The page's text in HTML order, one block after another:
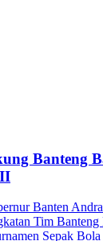
Banteng
Banten
Tim
Sepak